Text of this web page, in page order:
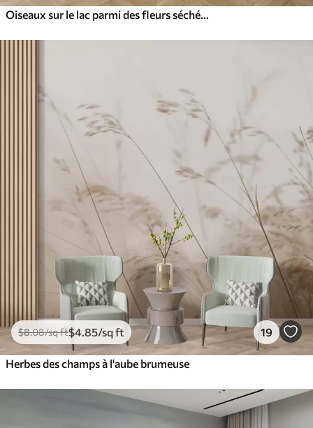
$8.08/sq ft$4 .85/sq ft 19
Herbes des champs à l'aube brumeuse